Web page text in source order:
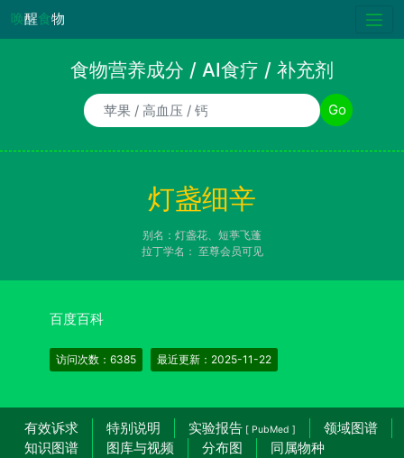
唤醒食物
食物营养成分 / AI食疗 / 补充剂
食物/AI食疗诉求/补充剂名称 Go
灯盏细辛
别名：灯盏花、短葶飞蓬
拉丁学名： 至尊会员可见
百度百科
访问次数：6385 最近更新：2025-11-22
有效诉求 特别说明 实验报告 [ PubMed ]
领域图谱
知识图谱
图库与视频 分布图 同属物种